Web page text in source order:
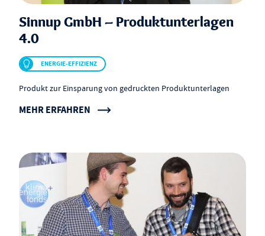
Sinnup GmbH – Produktunterlagen
4.0
ENERGIE-EFFIZIENZ
Produkt zur Einsparung von gedruckten Produktunterlagen
MEHR ERFAHREN